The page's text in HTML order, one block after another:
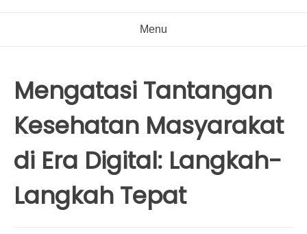
Menu
Mengatasi Tantangan
Kesehatan Masyarakat
di Era Digital: Langkah-
Langkah Tepat